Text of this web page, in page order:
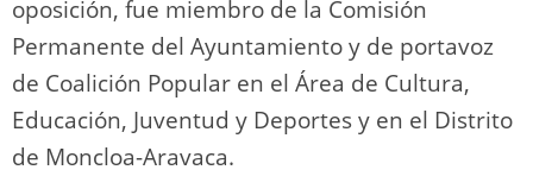
oposición, fue miembro de la Comisión
Permanente del Ayuntamiento y de portavoz
de Coalición Popular en el Área de Cultura,
Educación, Juventud y Deportes y en el Distrito
de Moncloa-Aravaca.